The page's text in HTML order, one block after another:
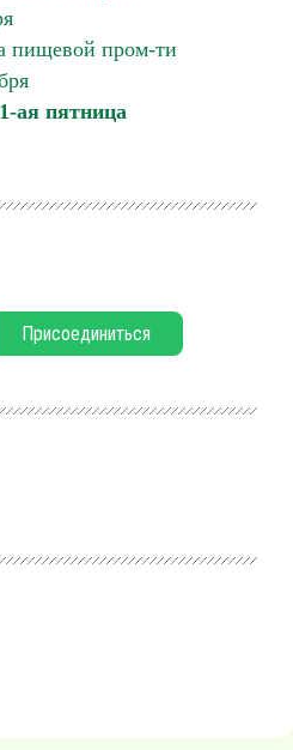
пищевой пром-ти
ая пятница
Присоединиться